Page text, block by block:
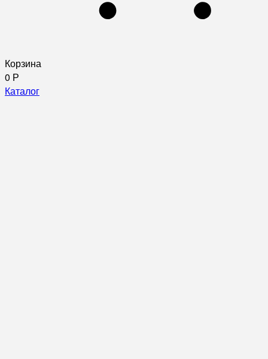
Корзина
0 Р
Каталог